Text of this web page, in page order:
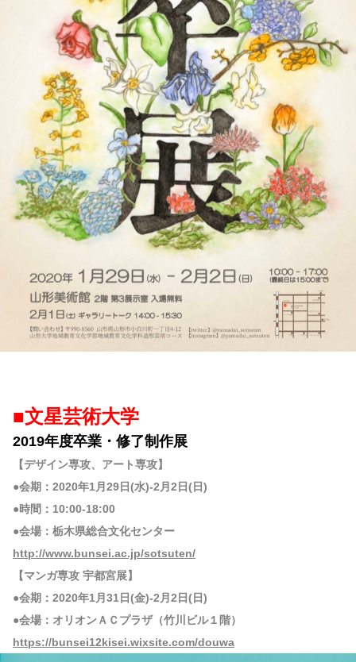
■文星芸術大学
2019年度卒業・修了制作展
【デザイン専攻、アート専攻】
●会期：2020年1月29日(水)-2月2日(日)
●時間：10:00-18:00
●会場：栃木県総合文化センター
http://www.bunsei.ac.jp/sotsuten/
【マンガ専攻 宇都宮展】
●会期：2020年1月31日(金)-2月2日(日)
●会場：オリオンＡＣプラザ（竹川ビル１階）
https://bunsei12kisei.wixsite.com/douwa